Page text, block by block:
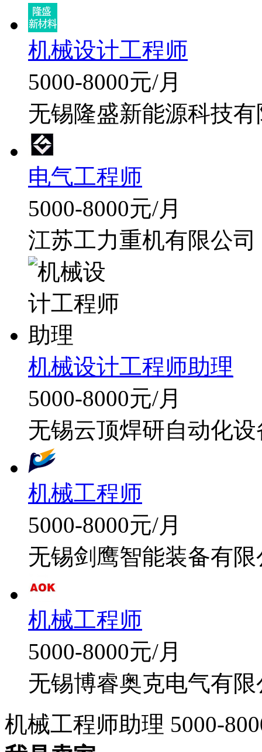
机械设计工程师
5000-8000元/月
无锡隆盛新能源科技
电气工程师
5000-8000元/月
江苏工力重机有限公司
机械设计工程师助理
5000-8000元/月
无锡云顶焊研自动化
机械工程师
5000-8000元/月
无锡剑鹰智能装备有限
机械工程师
5000-8000元/月
无锡博睿奥克电气有限
机械工程师助理 5000-